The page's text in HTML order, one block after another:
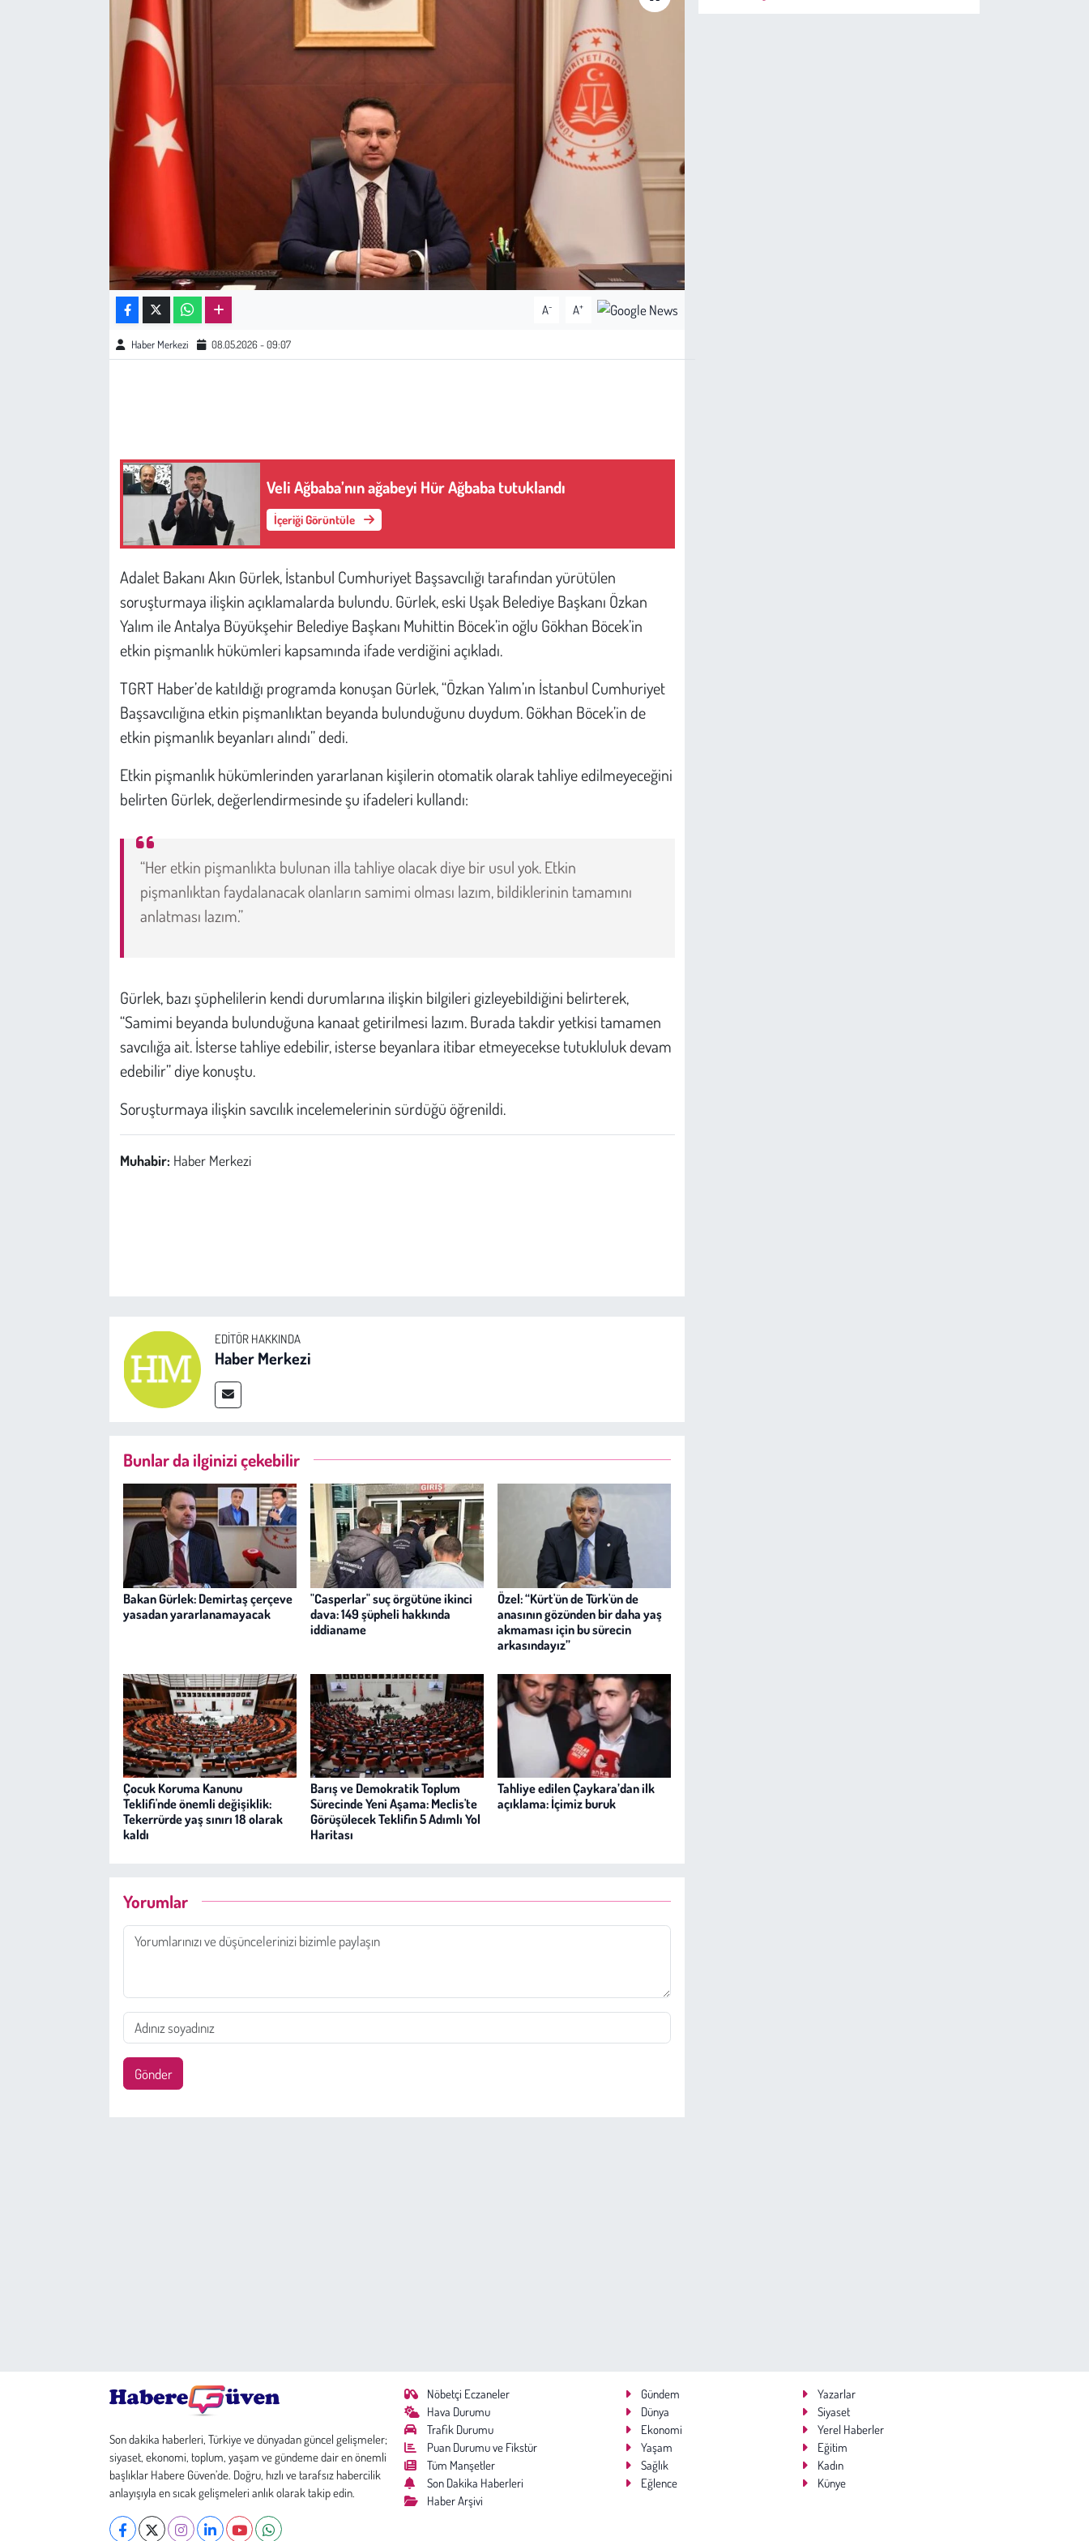
A- A+
Haber Merkezi 08.05.2026 - 09:07
Veli Ağbaba’nın ağabeyi Hür Ağbaba tutuklandı
İçeriği Görüntüle
Adalet Bakanı Akın Gürlek, İstanbul Cumhuriyet Başsavcılığı tarafından yürütülen
soruşturmaya ilişkin açıklamalarda bulundu. Gürlek, eski Uşak Belediye Başkanı Özkan
Yalım ile Antalya Büyükşehir Belediye Başkanı Muhittin Böcek’in oğlu Gökhan Böcek’in
etkin pişmanlık hükümleri kapsamında ifade verdiğini açıkladı.
TGRT Haber’de katıldığı programda konuşan Gürlek, “Özkan Yalım’ın İstanbul Cumhuriyet
Başsavcılığına etkin pişmanlıktan beyanda bulunduğunu duydum. Gökhan Böcek’in de
etkin pişmanlık beyanları alındı” dedi.
Etkin pişmanlık hükümlerinden yararlanan kişilerin otomatik olarak tahliye edilmeyeceğini
belirten Gürlek, değerlendirmesinde şu ifadeleri kullandı:
“Her etkin pişmanlıkta bulunan illa tahliye olacak diye bir usul yok. Etkin
pişmanlıktan faydalanacak olanların samimi olması lazım, bildiklerinin tamamını
anlatması lazım.”
Gürlek, bazı şüphelilerin kendi durumlarına ilişkin bilgileri gizleyebildiğini belirterek,
“Samimi beyanda bulunduğuna kanaat getirilmesi lazım. Burada takdir yetkisi tamamen
savcılığa ait. İsterse tahliye edebilir, isterse beyanlara itibar etmeyecekse tutukluluk devam
edebilir” diye konuştu.
Soruşturmaya ilişkin savcılık incelemelerinin sürdüğü öğrenildi.
Muhabir: Haber Merkezi
EDITÖR HAKKINDA
Haber Merkezi
Bunlar da ilginizi çekebilir
Bakan Gürlek: Demirtaş çerçeve
yasadan yararlanamayacak
"Casperlar" suç örgütüne ikinci
dava: 149 şüpheli hakkında
iddianame
Özel: “Kürt'ün de Türk'ün de
anasının gözünden bir daha yaş
akmaması için bu sürecin
arkasındayız”
Çocuk Koruma Kanunu
Teklifi'nde önemli değişiklik:
Tekerrürde yaş sınırı 18 olarak
kaldı
Barış ve Demokratik Toplum
Sürecinde Yeni Aşama: Meclis'te
Görüşülecek Teklifin 5 Adımlı Yol
Haritası
Tahliye edilen Çaykara’dan ilk
açıklama: İçimiz buruk
Yorumlar
Gönder
Son dakika haberleri, Türkiye ve dünyadan güncel gelişmeler;
siyaset, ekonomi, toplum, yaşam ve gündeme dair en önemli
başlıklar Habere Güven’de. Doğru, hızlı ve tarafsız habercilik
anlayışıyla en sıcak gelişmeleri anlık olarak takip edin.
Nöbetçi Eczaneler
Hava Durumu
Trafik Durumu
Puan Durumu ve Fikstür
Tüm Manşetler
Son Dakika Haberleri
Haber Arşivi
Gündem
Yazarlar
Dünya
Siyaset
Ekonomi
Yerel Haberler
Yaşam
Eğitim
Sağlık
Kadın
Eğlence
Künye
Bilim - Teknoloji
Hayvan Hakları